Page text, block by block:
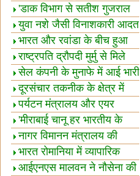
शैक्षिक सत्र शुरू
'डाक विभाग से सतीश गुजराल
का रिश्ता गहरा'
युवा नशे जैसी विनाशकारी आदत
से दूर रहें-मोदी
भारत और रवांडा के बीच हुआ
व्यापार विस्तार
राष्ट्रपति द्रौपदी मुर्मु से मिले
बस्तर के प्रतिनिधि
सेल कंपनी के मुनाफे में आई भारी
उछाल!
दूरसंचार तकनीक के क्षेत्र में
उत्कृष्टता पुरस्कार
पर्यटन मंत्रालय और एयर
इंडिया में समझौता
'मीराबाई चानू हर भारतीय के
लिए प्रेरणा'
नागर विमानन मंत्रालय की
यात्रियों को सलाह
भारत रोमानिया में व्यापारिक
साझेदारियां
आईएनएस मालवन ने नौसेना की